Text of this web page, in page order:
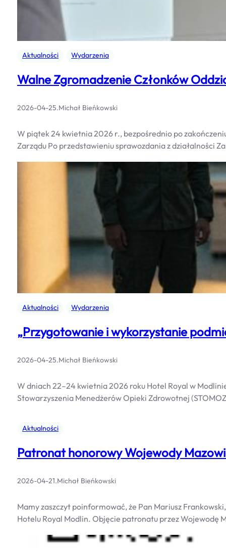
Aktualności Wydarzenia
Walne Zgromadzenie Członków
2026-04-25.Michał Bieńkowski
W piątek 24 kwietnia 2026 r., bezpośrednio po
Zarządu Po przedstawieniu sprawozdania z działalności
Aktualności Wydarzenia
„Przygotowanie i wykorzystanie
2026-04-25.Michał Bieńkowski
W dniach 22–24 kwietnia 2026 roku Hotel Royal w
Stowarzyszenia Menedżerów Opieki Zdrowotnej
Aktualności
Patronat honorowy Wojewody
2026-04-21.Michał Bieńkowski
Mamy zaszczyt poinformować, że Pan Mariusz
Hotelu Royal Modlin. Objęcie patronatu przez